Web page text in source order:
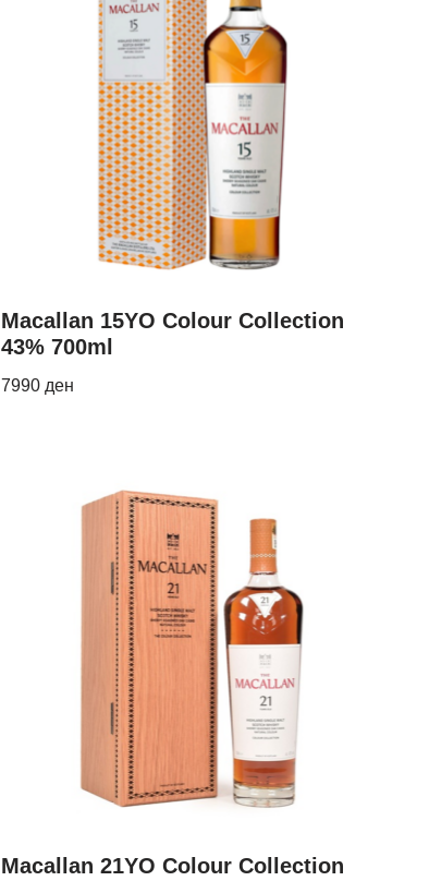
Macallan 15YO Colour Collection
43% 700ml
7990 ден
Macallan 21YO Colour Collection